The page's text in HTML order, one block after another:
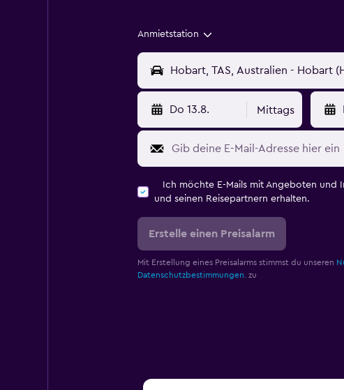
Anmietstation
Do 13.8. Mittags
Ich möchte E-Mails mit Angeboten
und seinen Reisepartnern erhalten.
Erstelle einen Preisalarm
Mit Erstellung eines Preisalarms stimmst du unseren
Datenschutzbestimmungen.zu